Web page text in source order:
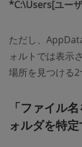
*C:\Users[ユー
ただし、
ォルトでは表示
場所を見つける2
「ファイル
ォルダを特定